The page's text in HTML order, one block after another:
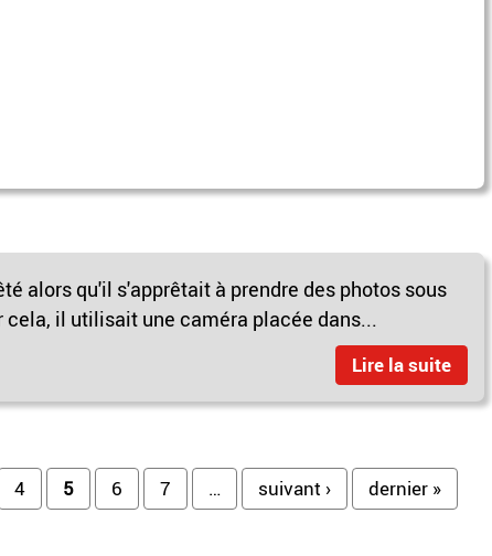
alors qu'il s'apprêtait à prendre des photos sous
il utilisait une caméra placée dans...
Lire la suite
4 5 6 7 … suivant › dernier »